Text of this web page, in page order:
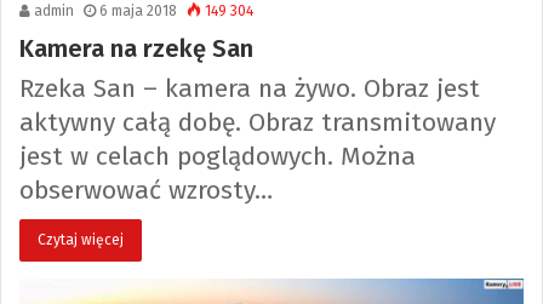
admin 6 maja 2018 149 304
Kamera na rzekę San
Rzeka San – kamera na żywo. Obraz jest
aktywny całą dobę. Obraz transmitowany
jest w celach poglądowych. Można
obserwować wzrosty…
Czytaj więcej